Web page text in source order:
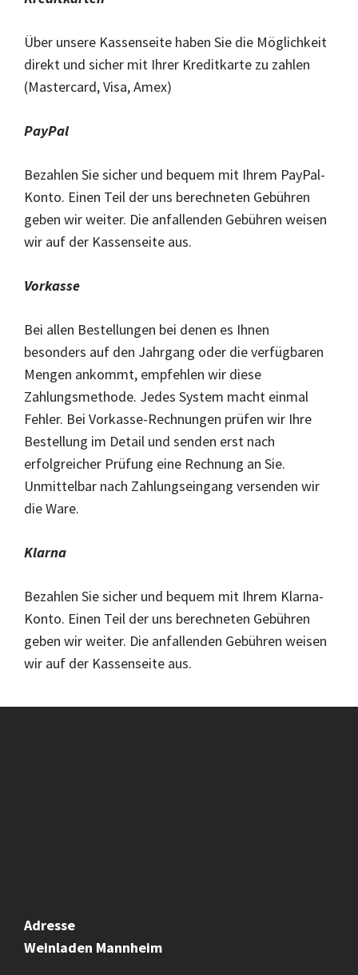
Über unsere Kassenseite haben Sie die Möglichkeit
direkt und sicher mit Ihrer Kreditkarte zu zahlen
(Mastercard, Visa, Amex)
PayPal
Bezahlen Sie sicher und bequem mit Ihrem PayPal-
Konto. Einen Teil der uns berechneten Gebühren
geben wir weiter. Die anfallenden Gebühren weisen
wir auf der Kassenseite aus.
Vorkasse
Bei allen Bestellungen bei denen es Ihnen
besonders auf den Jahrgang oder die verfügbaren
Mengen ankommt, empfehlen wir diese
Zahlungsmethode. Jedes System macht einmal
Fehler. Bei Vorkasse-Rechnungen prüfen wir Ihre
Bestellung im Detail und senden erst nach
erfolgreicher Prüfung eine Rechnung an Sie.
Unmittelbar nach Zahlungseingang versenden wir
die Ware.
Klarna
Bezahlen Sie sicher und bequem mit Ihrem Klarna-
Konto. Einen Teil der uns berechneten Gebühren
geben wir weiter. Die anfallenden Gebühren weisen
wir auf der Kassenseite aus.
Adresse
Weinladen Mannheim